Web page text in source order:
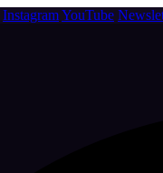
InstagramYouTube